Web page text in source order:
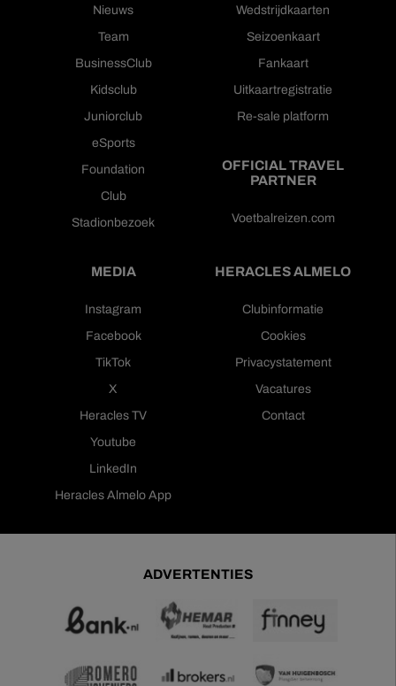
Nieuws
Team
BusinessClub
Kidsclub
Juniorclub
eSports
Foundation
Club
Stadionbezoek
Wedstrijdkaarten
Seizoenkaart
Fankaart
Uitkaartregistratie
Re-sale platform
OFFICIAL TRAVEL
PARTNER
Voetbalreizen.com
MEDIA
Instagram
Facebook
TikTok
X
Heracles TV
Youtube
LinkedIn
Heracles Almelo App
HERACLES ALMELO
Clubinformatie
Cookies
Privacystatement
Vacatures
Contact
ADVERTENTIES